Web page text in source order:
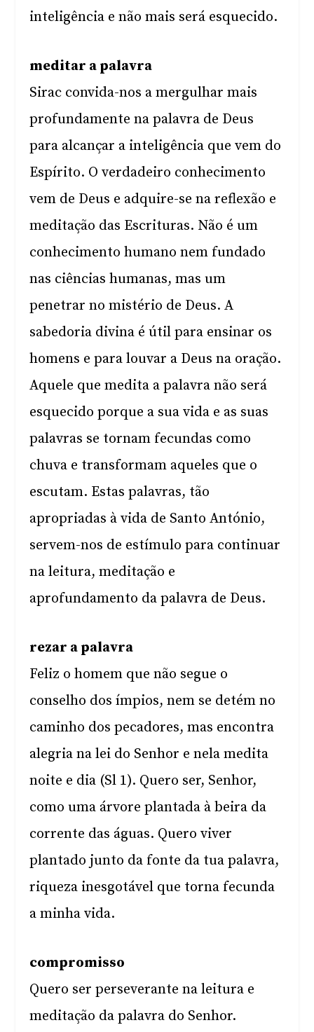
inteligência e não mais será esquecido.
meditar a palavra
Sirac convida-nos a mergulhar mais
profundamente na palavra de Deus
para alcançar a inteligência que vem do
Espírito. O verdadeiro conhecimento
vem de Deus e adquire-se na reflexão e
meditação das Escrituras. Não é um
conhecimento humano nem fundado
nas ciências humanas, mas um
penetrar no mistério de Deus. A
sabedoria divina é útil para ensinar os
homens e para louvar a Deus na oração.
Aquele que medita a palavra não será
esquecido porque a sua vida e as suas
palavras se tornam fecundas como
chuva e transformam aqueles que o
escutam. Estas palavras, tão
apropriadas à vida de Santo António,
servem-nos de estímulo para continuar
na leitura, meditação e
aprofundamento da palavra de Deus.
rezar a palavra
Feliz o homem que não segue o
conselho dos ímpios, nem se detém no
caminho dos pecadores, mas encontra
alegria na lei do Senhor e nela medita
noite e dia (Sl 1). Quero ser, Senhor,
como uma árvore plantada à beira da
corrente das águas. Quero viver
plantado junto da fonte da tua palavra,
riqueza inesgotável que torna fecunda
a minha vida.
compromisso
Quero ser perseverante na leitura e
meditação da palavra do Senhor.